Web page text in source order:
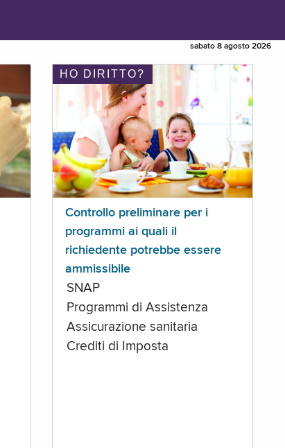
sabato 8 agosto 2026
HO DIRITTO?
Controllo preliminare per i
programmi ai quali il
richiedente potrebbe essere
ammissibile
SNAP
Programmi di Assistenza
Assicurazione sanitaria
Crediti di Imposta